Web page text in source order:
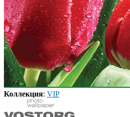
Коллекция: VIP